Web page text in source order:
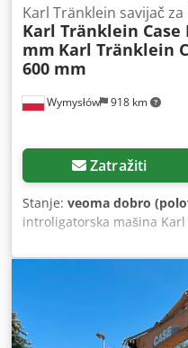
Wymysłów 918 km
Karl Tränklein savijač
Karl Tränklein Case
mm Karl Tränklein
600 mm
Zatražiti
Stanje: veoma dobro
introligatorska mašina
namenjena za formiranje
tvrdom povezu. Uređaj
što omogućava savršeno
Mašina je opremljena
prilagođavanje različitim
konstrukcija obezbeđuje